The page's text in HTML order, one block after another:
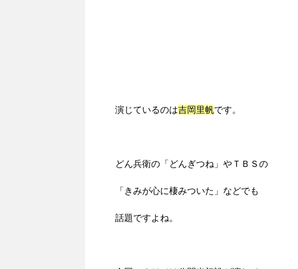
演じているのは吉岡里帆です。
どん兵衛の「どんぎつね」やＴＢＳの
「きみが心に棲みついた」などでも
話題ですよね。